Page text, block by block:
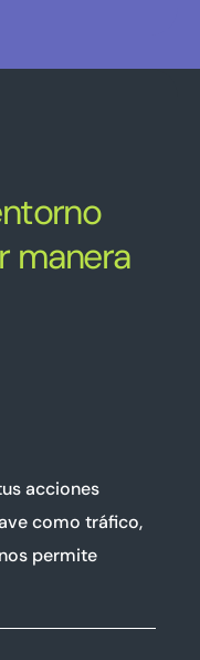
manera
acciones
como tráfico,
permite